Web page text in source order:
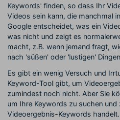
Keywords' finden, so dass Ihr
Videos sein kann, die manchmal
Google entscheidet, was ein
was nicht und zeigt es
macht, z.B. wenn jemand fragt,
nach 'süßen' oder 'lustigen'
Es gibt ein wenig Versuch und
Keyword-Tool gibt, um
zumindest noch nicht. Aber Sie
um Ihre Keywords zu suchen
Videoergebnis-Keywords